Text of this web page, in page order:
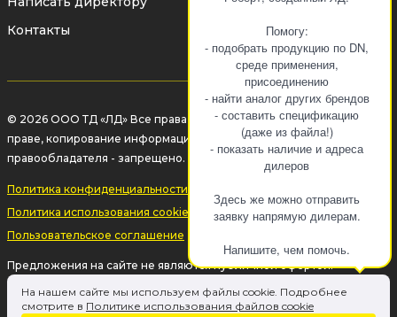
Помогу:
- подобрать продукцию по DN,
среде применения,
присоединению
- найти аналог других брендов
- составить спецификацию
(даже из файла!)
- показать наличие и адреса
дилеров
Здесь же можно отправить
заявку напрямую дилерам.
Напишите, чем помочь.
Контакты
© 2026 ООО ТД «ЛД» Все права защищены законом об авторском
праве, копирование информации без разрешения
правообладателя - запрещено.
Политика конфиденциальности
Политика использования cookie-файлов
Пользовательское соглашение
Предложения на сайте не являются публичной офертой.
Информация на сайте о товаре носит рекламный характер и
расценивается как приглашение делать оферты на основании п.1
На нашем сайте мы используем файлы cookie. Подробнее
смотрите в Политике использования файлов cookie